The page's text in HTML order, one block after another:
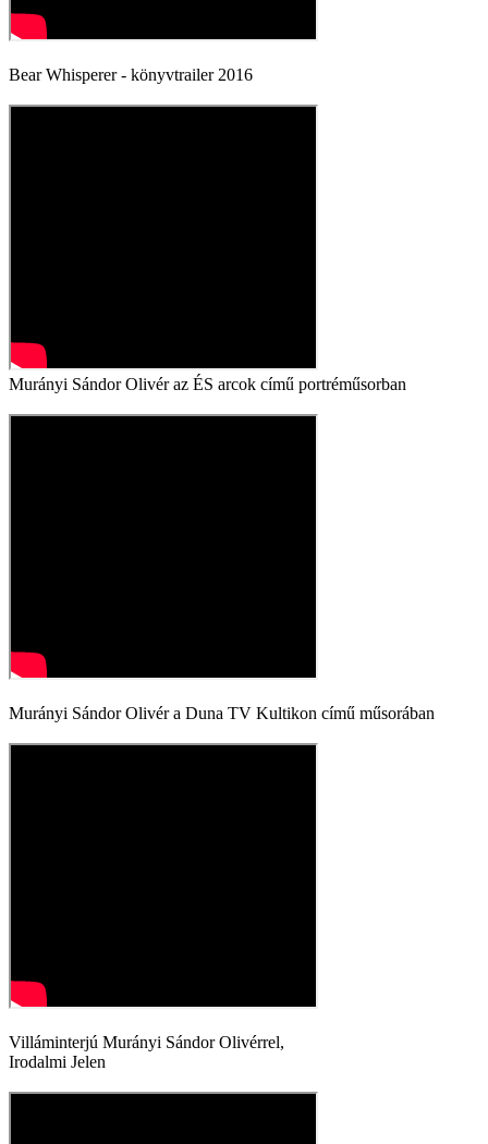
Bear Whisperer - könyvtrailer 2016
Murányi Sándor Olivér az ÉS arcok című portréműsorban
Murányi Sándor Olivér a Duna TV Kultikon című műsorában
Villáminterjú Murányi Sándor Olivérrel,
Irodalmi Jelen